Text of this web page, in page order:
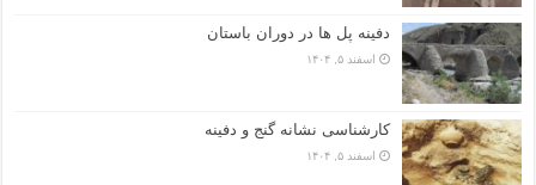
دفینه پل ها در دوران باستان
اسفند ۵, ۱۴۰۴
کارشناسی نشانه گنج و دفینه
اسفند ۵, ۱۴۰۴